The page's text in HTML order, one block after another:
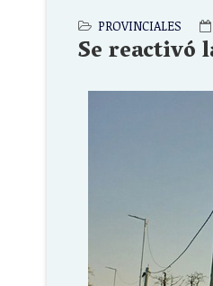
PROVINCIALES
Se reactivó